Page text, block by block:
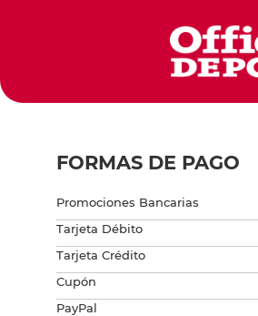
FORMAS DE PAGO
Promociones Bancarias
Tarjeta Débito
Tarjeta Crédito
Cupón
PayPal